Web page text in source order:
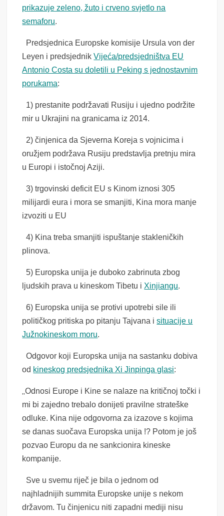
prikazuje zeleno, žuto i crveno svjetlo na
semaforu.
Predsjednica Europske komisije Ursula von der
Leyen i predsjednikVijeća/predsjedništva EU
Antonio Costa su doletili u Peking s jednostavnim
porukama:
1) prestanite podržavati Rusiju i ujedno podržite
mir u Ukrajini na granicama iz 2014.
2) činjenica da Sjeverna Koreja s vojnicima i
oružjem podržava Rusiju predstavlja pretnju mira
u Europi i istočnoj Aziji.
3) trgovinski deficit EU s Kinom iznosi 305
milijardi eura i mora se smanjiti, Kina mora manje
izvoziti u EU
4) Kina treba smanjiti ispuštanje stakleničkih
plinova.
5) Europska unija je duboko zabrinuta zbog
ljudskih prava u kineskom Tibetu i Xinjiangu.
6) Europska unija se protivi upotrebi sile ili
političkog pritiska po pitanju Tajvana isituacije u
Južnokineskom moru.
Odgovor koji Europska unija na sastanku dobiva
od kineskog predsjednika Xi Jinpinga glasi:
„Odnosi Europe i Kine se nalaze na kritičnoj točki i
mi bi zajedno trebalo donijeti pravilne strateške
odluke. Kina nije odgovorna za izazove s kojima
se danas suočava Europska unija !? Potom je još
pozvao Europu da ne sankcionira kineske
kompanije.
Sve u svemu riječ je bila o jednom od
najhladnijih summita Europske unije s nekom
državom. Tu činjenicu niti zapadni mediji nisu